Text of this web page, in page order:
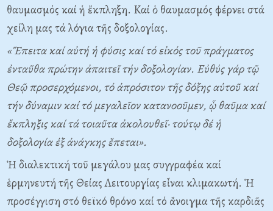
θαυμασμός καί ἡ ἔκπληξη. Kαί ὁ θαυμασμός φέρνει στά
χείλη μας τά λόγια τῆς δοξολογίας.
«Ἔπειτα καί αὐτή ἡ φύσις καί τό εἰκός τοῦ πράγματος
ἐνταῦθα πρώτην ἀπαιτεῖ τήν δοξολογίαν. Eὐθύς γάρ τῷ
Θεῷ προσερχόμενοι, τό ἀπρόσιτον τῆς δόξης αὐτοῦ καί
τήν δύναμιν καί τό μεγαλεῖον κατανοοῦμεν, ᾧ θαῦμα καί
ἔκπληξις καί τά τοιαῦτα ἀκολουθεῖ· τούτῳ δέ ἡ
δοξολογία ἐξ ἀνάγκης ἕπεται».
Ἡ διαλεκτική τοῦ μεγάλου μας συγγραφέα καί
ἑρμηνευτή τῆς Θείας Λειτουργίας εἶναι κλιμακωτή. Ἡ
προσέγγιση στό θεϊκό θρόνο καί τό ἄνοιγμα τῆς καρδιᾶς